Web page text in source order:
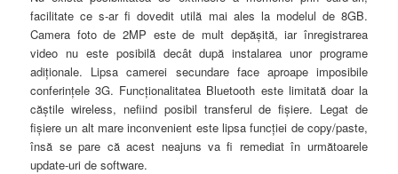
facilitate ce s-ar fi dovedit utilă mai ales la modelul de 8GB.
Camera foto de 2MP este de mult depăşită, iar înregistrarea
video nu este posibilă decât după instalarea unor programe
adiţionale. Lipsa camerei secundare face aproape imposibile
conferinţele 3G. Funcţionalitatea Bluetooth este limitată doar la
căştile wireless, nefiind posibil transferul de fişiere. Legat de
fişiere un alt mare inconvenient este lipsa funcţiei de copy/paste,
însă se pare că acest neajuns va fi remediat în următoarele
update-uri de software.